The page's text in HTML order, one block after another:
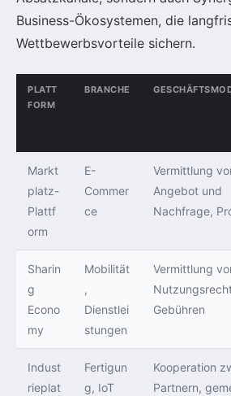
Business-Ökosystemen, die
Wettbewerbsvorteile sichern.
PLATT
FORM
BRANCHE
Markt
platz-
Plattf
orm
E-
Commer
ce
Vermittlung
Angebot und
Nachfrage,
Sharin
g
Econo
my
Mobilität
,
Dienstlei
stungen
Vermittlung
Gebühren
Indust
rieplat
Fertigun
g, IoT
Kooperation
Partnern,